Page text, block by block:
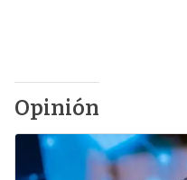
Opinión